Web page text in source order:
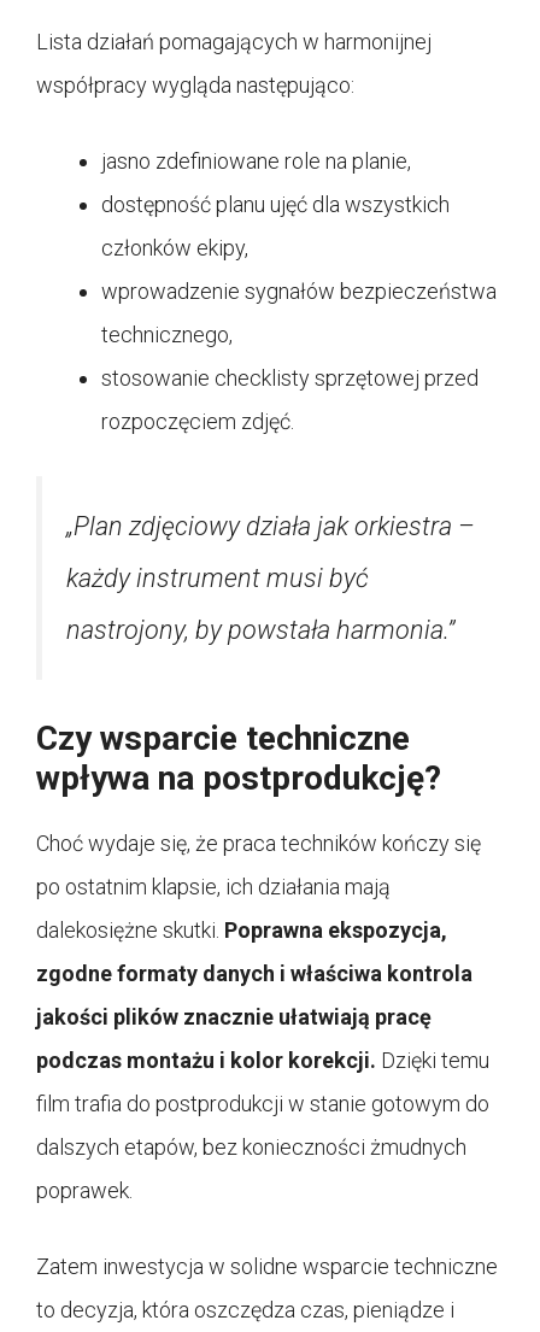
Lista działań pomagających w harmonijnej
współpracy wygląda następująco:
jasno zdefiniowane role na planie,
dostępność planu ujęć dla wszystkich
członków ekipy,
wprowadzenie sygnałów bezpieczeństwa
technicznego,
stosowanie checklisty sprzętowej przed
rozpoczęciem zdjęć.
„Plan zdjęciowy działa jak orkiestra –
każdy instrument musi być
nastrojony, by powstała harmonia.”
Czy wsparcie techniczne
wpływa na postprodukcję?
Choć wydaje się, że praca techników kończy się
po ostatnim klapsie, ich działania mają
dalekosiężne skutki. Poprawna ekspozycja,
zgodne formaty danych i właściwa kontrola
jakości plików znacznie ułatwiają pracę
podczas montażu i kolor korekcji. Dzięki temu
film trafia do postprodukcji w stanie gotowym do
dalszych etapów, bez konieczności żmudnych
poprawek.
Zatem inwestycja w solidne wsparcie techniczne
to decyzja, która oszczędza czas, pieniądze i